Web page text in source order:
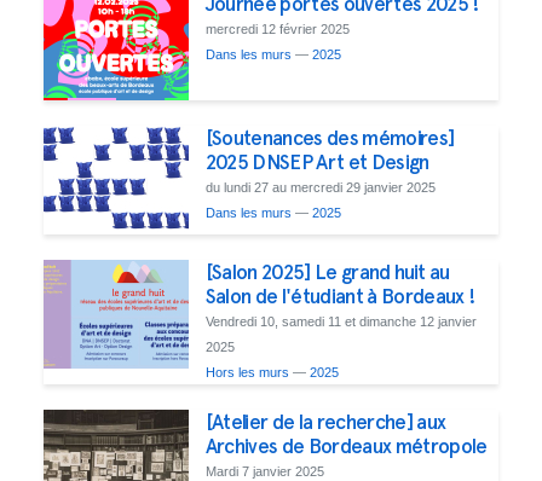
mercredi 12 février 2025
Dans les murs — 2025
[Soutenances des mémoires]
2025 DNSEP Art et Design
du lundi 27 au mercredi 29 janvier 2025
Dans les murs — 2025
[Salon 2025] Le grand huit au
Salon de l'étudiant à Bordeaux !
Vendredi 10, samedi 11 et dimanche 12 janvier
2025
Hors les murs — 2025
[Atelier de la recherche] aux
Archives de Bordeaux métropole
Mardi 7 janvier 2025